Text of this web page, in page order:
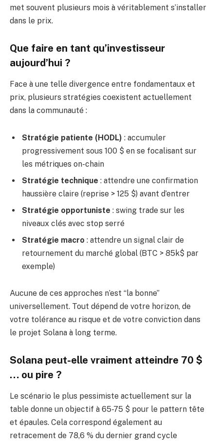
met souvent plusieurs mois à véritablement s’installer
dans le prix.
Que faire en tant qu’investisseur
aujourd’hui ?
Face à une telle divergence entre fondamentaux et
prix, plusieurs stratégies coexistent actuellement
dans la communauté :
Stratégie patiente (HODL) : accumuler
progressivement sous 100 $ en se focalisant sur
les métriques on-chain
Stratégie technique : attendre une confirmation
haussière claire (reprise > 125 $) avant d’entrer
Stratégie opportuniste : swing trade sur les
niveaux clés avec stop serré
Stratégie macro : attendre un signal clair de
retournement du marché global (BTC > 85k$ par
exemple)
Aucune de ces approches n’est “la bonne”
universellement. Tout dépend de votre horizon, de
votre tolérance au risque et de votre conviction dans
le projet Solana à long terme.
Solana peut-elle vraiment atteindre 70 $
… ou pire ?
Le scénario le plus pessimiste actuellement sur la
table donne un objectif à 65-75 $ pour le pattern tête
et épaules. Cela correspond également au
retracement de 78,6 % du dernier grand cycle